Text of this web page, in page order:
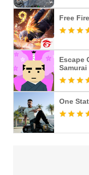
Free Fire
Escape
Samurai
One